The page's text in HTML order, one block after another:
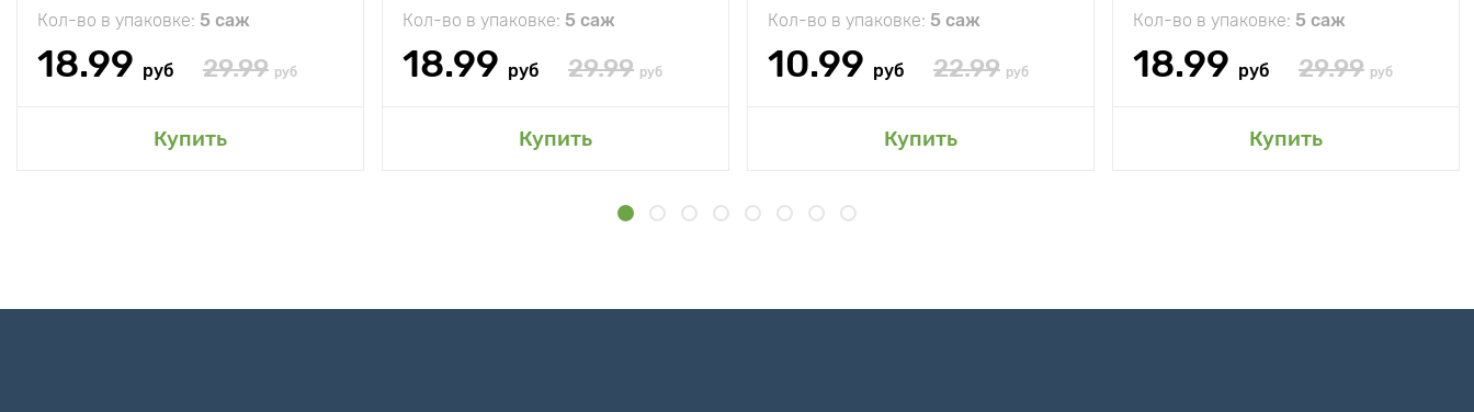
Кол-во в упаковке: 5 саж
18.99 руб 29.99 руб
Купить
Кол-во в упаковке: 5 саж
18.99 руб 29.99 руб
Купить
Кол-во в упаковке: 5 саж
10.99 руб 22.99 руб
Купить
Елизавета
Кол-во в упаковке: 5 саж
18.99 руб 29.99 руб
Купить